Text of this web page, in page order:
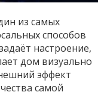
из самых
способов
настроение,
дом визуально
эффект
самой